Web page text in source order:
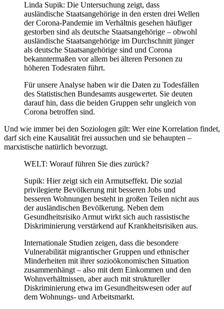
Linda Supik: Die Untersuchung zeigt, dass
ausländische Staatsangehörige in den ersten drei Wellen
der Corona-Pandemie im Verhältnis gesehen häufiger
gestorben sind als deutsche Staatsangehörige – obwohl
ausländische Staatsangehörige im Durchschnitt jünger
als deutsche Staatsangehörige sind und Corona
bekanntermaßen vor allem bei älteren Personen zu
höheren Todesraten führt.
Für unsere Analyse haben wir die Daten zu Todesfällen
des Statistischen Bundesamts ausgewertet. Sie deuten
darauf hin, dass die beiden Gruppen sehr ungleich von
Corona betroffen sind.
Und wie immer bei den Soziologen gilt: Wer eine Korrelation findet,
darf sich eine Kausalität frei aussuchen und sie behaupten –
marxistische natürlich bevorzugt.
WELT: Worauf führen Sie dies zurück?
Supik: Hier zeigt sich ein Armutseffekt. Die sozial
privilegierte Bevölkerung mit besseren Jobs und
besseren Wohnungen besteht in großen Teilen nicht aus
der ausländischen Bevölkerung. Neben dem
Gesundheitsrisiko Armut wirkt sich auch rassistische
Diskriminierung verstärkend auf Krankheitsrisiken aus.
Internationale Studien zeigen, dass die besondere
Vulnerabilität migrantischer Gruppen und ethnischer
Minderheiten mit ihrer sozioökonomischen Situation
zusammenhängt – also mit dem Einkommen und den
Wohnverhältnissen, aber auch mit struktureller
Diskriminierung etwa im Gesundheitswesen oder auf
dem Wohnungs- und Arbeitsmarkt.